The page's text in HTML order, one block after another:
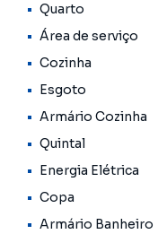
Quarto
Área de serviço
Cozinha
Esgoto
Armário Cozinha
Quintal
Energia Elétrica
Copa
Armário Banheiro